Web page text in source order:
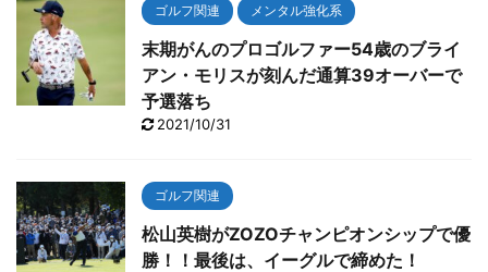
ゴルフ関連 メンタル強化系
末期がんのプロゴルファー54歳のブライ
アン・モリスが刻んだ通算39オーバーで
予選落ち
2021/10/31
ゴルフ関連
松山英樹がZOZOチャンピオンシップで優
勝！！最後は、イーグルで締めた！